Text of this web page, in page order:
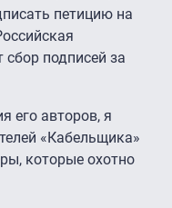
петицию на
подписей за
его авторов, я
«Кабельщика»
которые охотно